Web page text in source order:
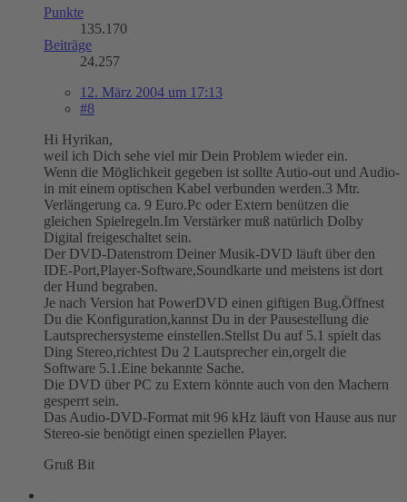
Punkte
135.170
Beiträge
24.257
12. März 2004 um 17:13
#8
Hi Hyrikan,
weil ich Dich sehe viel mir Dein Problem wieder ein.
Wenn die Möglichkeit gegeben ist sollte Autio-out und Audio-
in mit einem optischen Kabel verbunden werden.3 Mtr.
Verlängerung ca. 9 Euro.Pc oder Extern benützen die
gleichen Spielregeln.Im Verstärker muß natürlich Dolby
Digital freigeschaltet sein.
Der DVD-Datenstrom Deiner Musik-DVD läuft über den
IDE-Port,Player-Software,Soundkarte und meistens ist dort
der Hund begraben.
Je nach Version hat PowerDVD einen giftigen Bug.Öffnest
Du die Konfiguration,kannst Du in der Pausestellung die
Lautsprechersysteme einstellen.Stellst Du auf 5.1 spielt das
Ding Stereo,richtest Du 2 Lautsprecher ein,orgelt die
Software 5.1.Eine bekannte Sache.
Die DVD über PC zu Extern könnte auch von den Machern
gesperrt sein.
Das Audio-DVD-Format mit 96 kHz läuft von Hause aus nur
Stereo-sie benötigt einen speziellen Player.
Gruß Bit